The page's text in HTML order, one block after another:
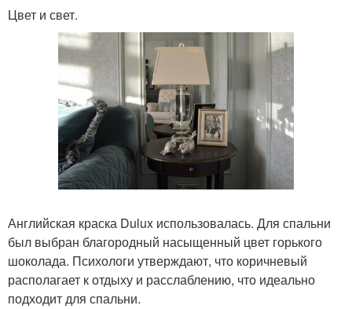
Цвет и свет.
Английская краска Dulux использовалась. Для спальни
был выбран благородный насыщенный цвет горького
шоколада. Психологи утверждают, что коричневый
располагает к отдыху и расслаблению, что идеально
подходит для спальни.